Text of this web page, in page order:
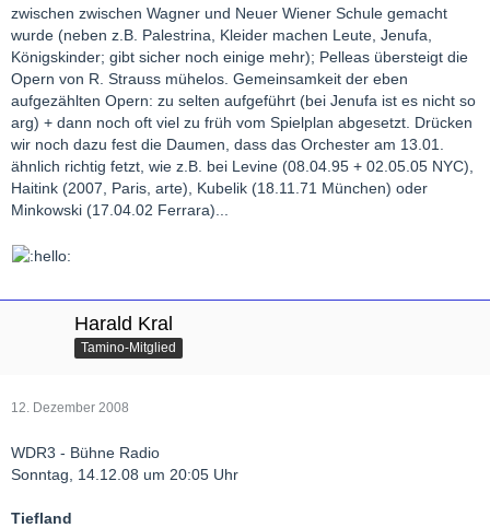
zwischen zwischen Wagner und Neuer Wiener Schule gemacht
wurde (neben z.B. Palestrina, Kleider machen Leute, Jenufa,
Königskinder; gibt sicher noch einige mehr); Pelleas übersteigt die
Opern von R. Strauss mühelos. Gemeinsamkeit der eben
aufgezählten Opern: zu selten aufgeführt (bei Jenufa ist es nicht so
arg) + dann noch oft viel zu früh vom Spielplan abgesetzt. Drücken
wir noch dazu fest die Daumen, dass das Orchester am 13.01.
ähnlich richtig fetzt, wie z.B. bei Levine (08.04.95 + 02.05.05 NYC),
Haitink (2007, Paris, arte), Kubelik (18.11.71 München) oder
Minkowski (17.04.02 Ferrara)...
Harald Kral
Tamino-Mitglied
12. Dezember 2008
WDR3 - Bühne Radio
Sonntag, 14.12.08 um 20:05 Uhr
Tiefland